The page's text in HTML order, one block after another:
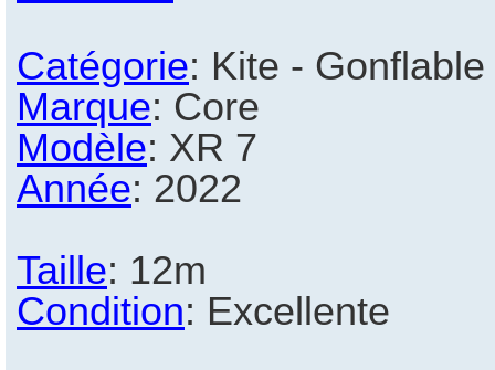
Catégorie: Kite - Gonflable
Marque: Core
Modèle: XR 7
Année: 2022
Taille: 12m
Condition: Excellente